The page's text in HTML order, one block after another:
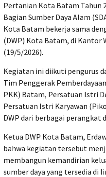
Pertanian Kota Batam Tahun
Bagian Sumber Daya Alam
Kota Batam bekerja sama
(DWP) Kota Batam, di Kantor
(19/5/2026).
Kegiatan ini diikuti pengurus
Tim Penggerak
PKK) Batam, Persatuan Istri
Persatuan Istri Karyawan
DWP dari berbagai perangkat
Ketua DWP Kota Batam,
bahwa kegiatan tersebut
membangun kemandirian
sumber daya yang tersedia di